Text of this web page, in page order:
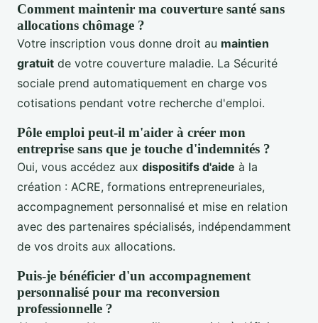
Comment maintenir ma couverture santé sans
allocations chômage ?
Votre inscription vous donne droit au maintien
gratuit de votre couverture maladie. La Sécurité
sociale prend automatiquement en charge vos
cotisations pendant votre recherche d'emploi.
Pôle emploi peut-il m'aider à créer mon
entreprise sans que je touche d'indemnités ?
Oui, vous accédez aux dispositifs d'aide à la
création : ACRE, formations entrepreneuriales,
accompagnement personnalisé et mise en relation
avec des partenaires spécialisés, indépendamment
de vos droits aux allocations.
Puis-je bénéficier d'un accompagnement
personnalisé pour ma reconversion
professionnelle ?